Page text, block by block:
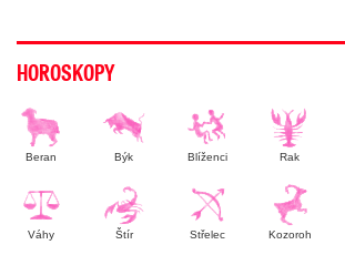
HOROSKOPY
Beran Býk Blíženci Rak
Váhy Štír Střelec Kozoroh